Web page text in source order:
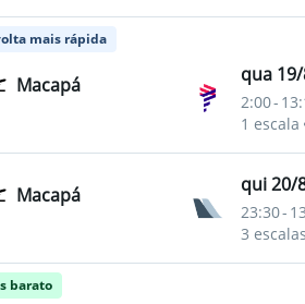
mais rápida
Macapá qua
2:00-
1 escala
Macapá qui 20/
23:30-
3 escalas
barato